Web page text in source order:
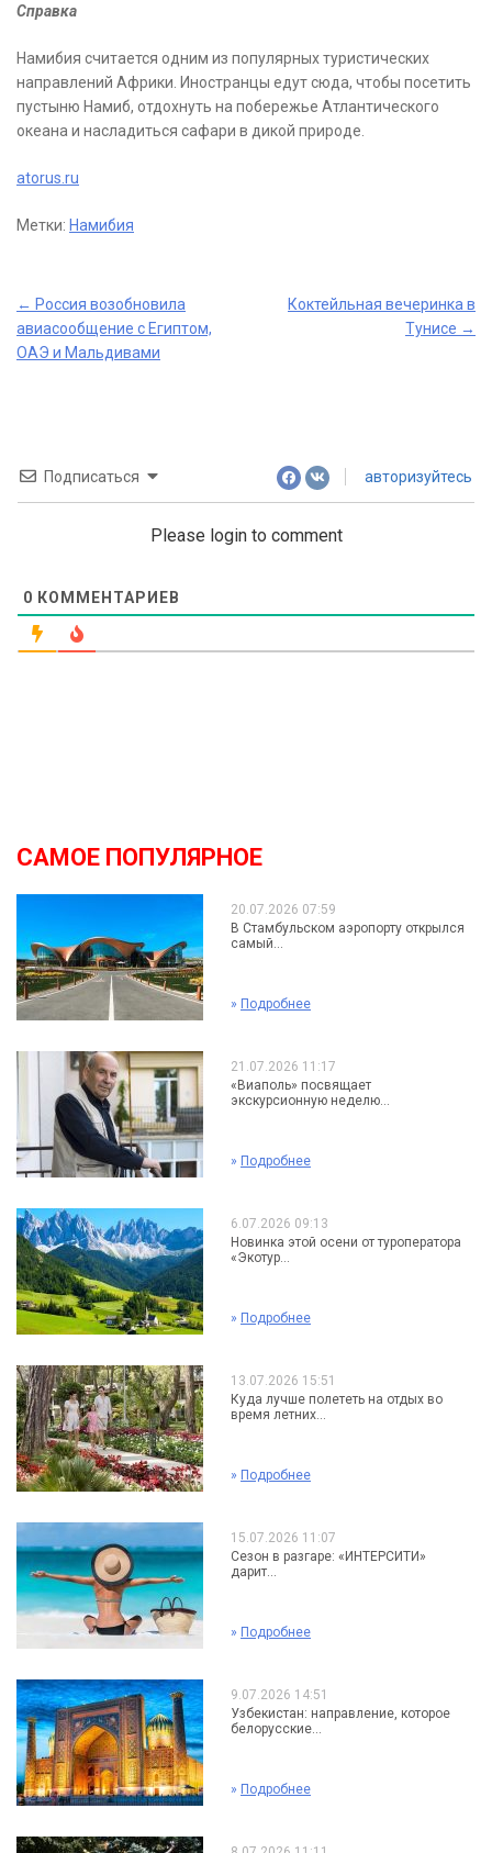
Справка
Намибия считается одним из популярных туристических
направлений Африки. Иностранцы едут сюда, чтобы посетить
пустыню Намиб, отдохнуть на побережье Атлантического
океана и насладиться сафари в дикой природе.
atorus.ru
Метки: Намибия
Post
navigation
← Россия возобновила
авиасообщение с Египтом,
ОАЭ и Мальдивами
Коктейльная вечеринка в
Тунисе →
Подписаться авторизуйтесь
Please login to comment
0 КОММЕНТАРИЕВ
САМОЕ ПОПУЛЯРНОЕ
20.07.2026 07:59
В Стамбульском аэропорту открылся
самый...
» Подробнее
21.07.2026 11:17
«Виаполь» посвящает
экскурсионную неделю...
» Подробнее
6.07.2026 09:13
Новинка этой осени от туроператора
«Экотур...
» Подробнее
13.07.2026 15:51
Куда лучше полететь на отдых во
время летних...
» Подробнее
15.07.2026 11:07
Сезон в разгаре: «ИНТЕРСИТИ»
дарит...
» Подробнее
9.07.2026 14:51
Узбекистан: направление, которое
белорусские...
» Подробнее